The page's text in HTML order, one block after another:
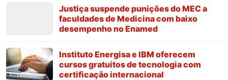
Justiça suspende punições do MEC a
faculdades de Medicina com baixo
desempenho no Enamed
Instituto Energisa e IBM oferecem
cursos gratuitos de tecnologia com
certificação internacional